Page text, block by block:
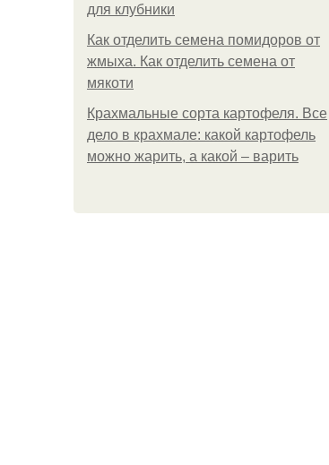
для клубники
Как отделить семена помидоров от
жмыха. Как отделить семена от
мякоти
Крахмальные сорта картофеля. Все
дело в крахмале: какой картофель
можно жарить, а какой – варить